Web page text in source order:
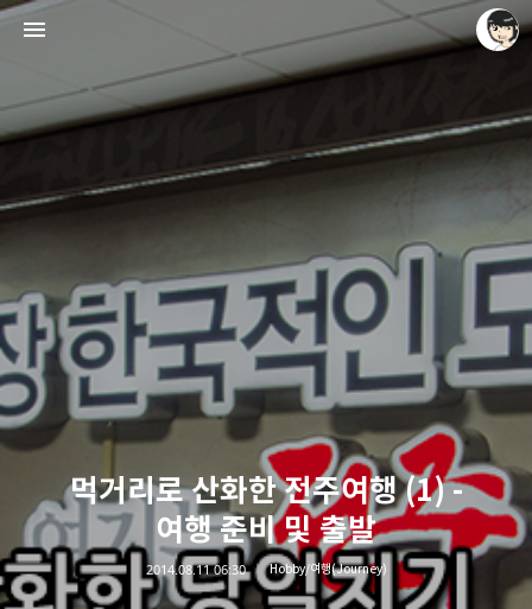
먹거리로 산화한 전주여행 (1) -
여행 준비 및 출발
2014.08.11 06:30 Hobby/여행(Journey)
레이니아
레이니아